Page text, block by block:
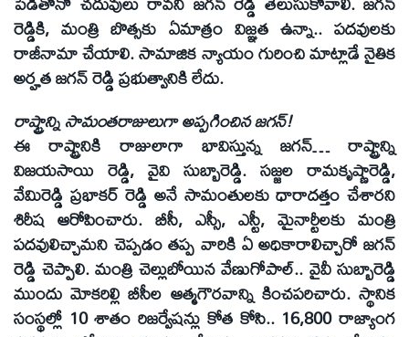
రెడ్డికి, మంత్రి బొత్సకు ఏమాత్రం విజ్ఞత ఉన్నా.. పదవులకు
రాజీనామా చేయాలి. సామాజిక న్యాయం గురించి మాట్లాడే నైతిక
అర్హత జగన్ రెడ్డి ప్రభుత్వానికి లేదు.
రాష్ట్రాన్ని సామంతరాజులుగా అప్పగించిన జగన్!
ఈ రాష్ట్రానికి రాజులాగా భావిస్తున్న జగన్… రాష్ట్రాన్ని
విజయసాయి రెడ్డి, వైవి సుబ్బారెడ్డి. సజ్జల రామకృష్ణారెడ్డి,
వేమిరెడ్డి ప్రభాకర్ రెడ్డి అనే సామంతులకు ధారాదత్తం చేశారని
శిరీష ఆరోపించారు. బీసీ, ఎస్సీ, ఎస్టీ, మైనార్టీలకు మంత్రి
పదవులిచ్చామని చెప్పడం తప్ప వారికి ఏ అధికారాలిచ్చారో జగన్
రెడ్డి చెప్పాలి. మంత్రి చెల్లుబోయిన వేణుగోపాల్‌.. వైవీ సుబ్బారెడ్డి
ముందు మోకరిల్లి బీసీల ఆత్మగౌరవాన్ని కించపరిచారు. స్థానిక
సంస్థల్లో 10 శాతం రిజర్వేషన్లు కోత కోసి.. 16,800 రాజ్యాంగ